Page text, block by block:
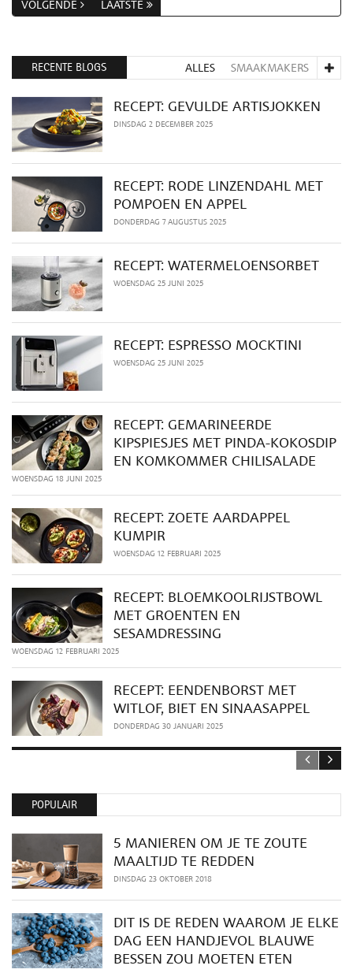
VOLGENDE LAATSTE
RECENTE BLOGS ALLES SMAAKMAKERS
RECEPT: GEVULDE ARTISJOKKEN
DINSDAG 2 DECEMBER 2025
RECEPT: RODE LINZENDAHL MET
POMPOEN EN APPEL
DONDERDAG 7 AUGUSTUS 2025
RECEPT: WATERMELOENSORBET
WOENSDAG 25 JUNI 2025
RECEPT: ESPRESSO MOCKTINI
WOENSDAG 25 JUNI 2025
RECEPT: GEMARINEERDE
KIPSPIESJES MET PINDA-KOKOSDIP
EN KOMKOMMER CHILISALADE
WOENSDAG 18 JUNI 2025
RECEPT: ZOETE AARDAPPEL
KUMPIR
WOENSDAG 12 FEBRUARI 2025
RECEPT: BLOEMKOOLRIJSTBOWL
MET GROENTEN EN
SESAMDRESSING
WOENSDAG 12 FEBRUARI 2025
RECEPT: EENDENBORST MET
WITLOF, BIET EN SINAASAPPEL
DONDERDAG 30 JANUARI 2025
POPULAIR
5 MANIEREN OM JE TE ZOUTE
MAALTIJD TE REDDEN
DINSDAG 23 OKTOBER 2018
DIT IS DE REDEN WAAROM JE ELKE
DAG EEN HANDJEVOL BLAUWE
BESSEN ZOU MOETEN ETEN